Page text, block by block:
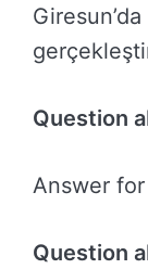
Question
Answer
Question